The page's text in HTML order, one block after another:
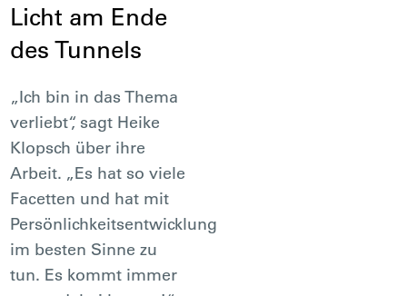
Licht am Ende
des Tunnels
„Ich bin in das Thema
verliebt“, sagt Heike
Klopsch über ihre
Arbeit. „Es hat so viele
Facetten und hat mit
Persönlichkeitsentwicklung
im besten Sinne zu
tun. Es kommt immer